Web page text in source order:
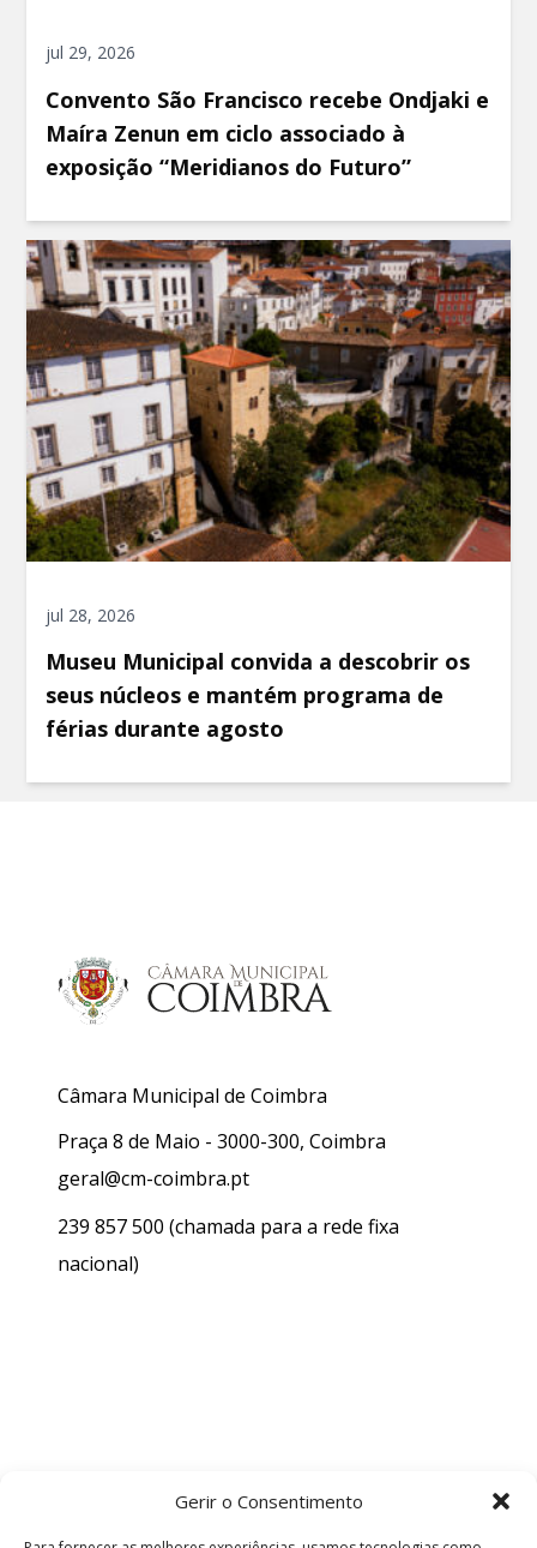
Gerir o Consentimento
jul 29, 2026
Convento São Francisco recebe Ondjaki e
Maíra Zenun em ciclo associado à
exposição “Meridianos do Futuro”
jul 28, 2026
Museu Municipal convida a descobrir os
seus núcleos e mantém programa de
férias durante agosto
Câmara Municipal de Coimbra
Praça 8 de Maio - 3000-300, Coimbra
geral@cm-coimbra.pt
239 857 500 (chamada para a rede fixa
nacional)